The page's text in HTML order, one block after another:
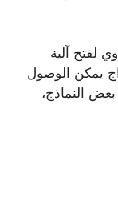
لفتح آلية
يمكن الوصول
النماذج،